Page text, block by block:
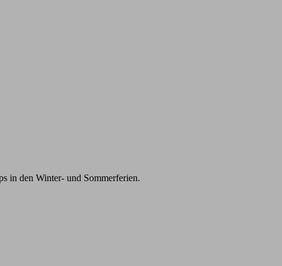
in den Winter- und Sommerferien.